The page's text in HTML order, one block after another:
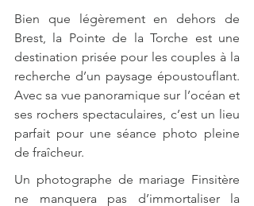
Bien que légèrement en dehors de
Brest, la Pointe de la Torche est une
destination prisée pour les couples à la
recherche d’un paysage époustouflant.
Avec sa vue panoramique sur l’océan et
ses rochers spectaculaires, c’est un lieu
parfait pour une séance photo pleine
de fraîcheur.
Un photographe de mariage Finsitère
ne manquera pas d’immortaliser la